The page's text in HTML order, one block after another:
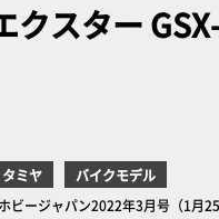
スター
タミヤ
バイクモデル
ージャパン2022年3月号（1月25